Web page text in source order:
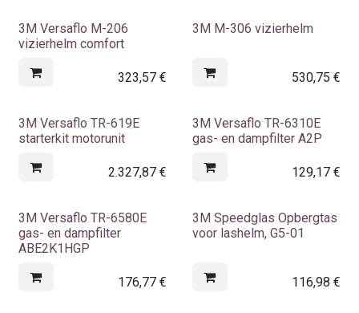
3M Versaflo M-206
vizierhelm comfort
323,57€
3M M-306 vizierhelm
530,75 €
3M Versaflo TR-619E
starterkit motorunit
2.327,87€
3M Versaflo TR-6310E
gas- en dampfilter A2P
129,17€
3M Versaflo TR-6580E
gas- en dampfilter
ABE2K1HGP
176,77€
3M Speedglas Opbergtas
voor lashelm, G5-01
116,98 €